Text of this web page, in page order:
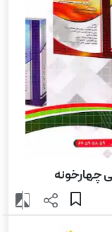
چهارخونه